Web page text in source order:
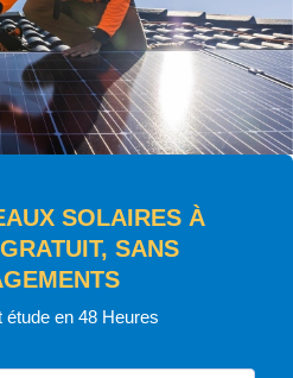
SOLAIRES À
SANS
étude en 48 Heures